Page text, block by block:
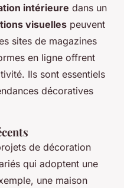
intérieure dans un
visuelles peuvent
sites de magazines
en ligne offrent
Ils sont essentiels
décoratives
de décoration
qui adoptent une
une maison